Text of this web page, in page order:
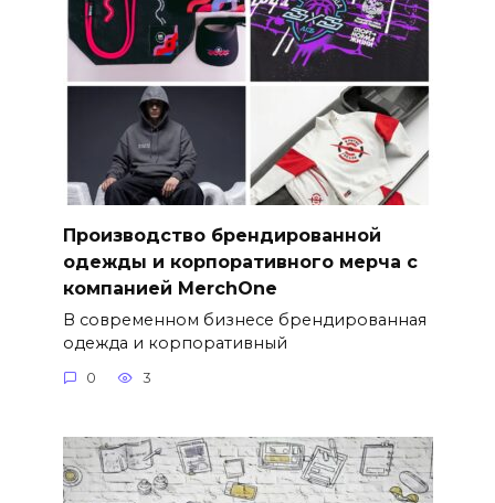
Производство брендированной
одежды и корпоративного мерча с
компанией MerchOne
В современном бизнесе брендированная
одежда и корпоративный
0 3